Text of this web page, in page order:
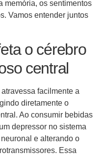
memória, os sentimentos
Vamos entender juntos
o cérebro
central
facilmente a
diretamente o
Ao consumir bebidas
depressor no sistema
e alterando o
Essa